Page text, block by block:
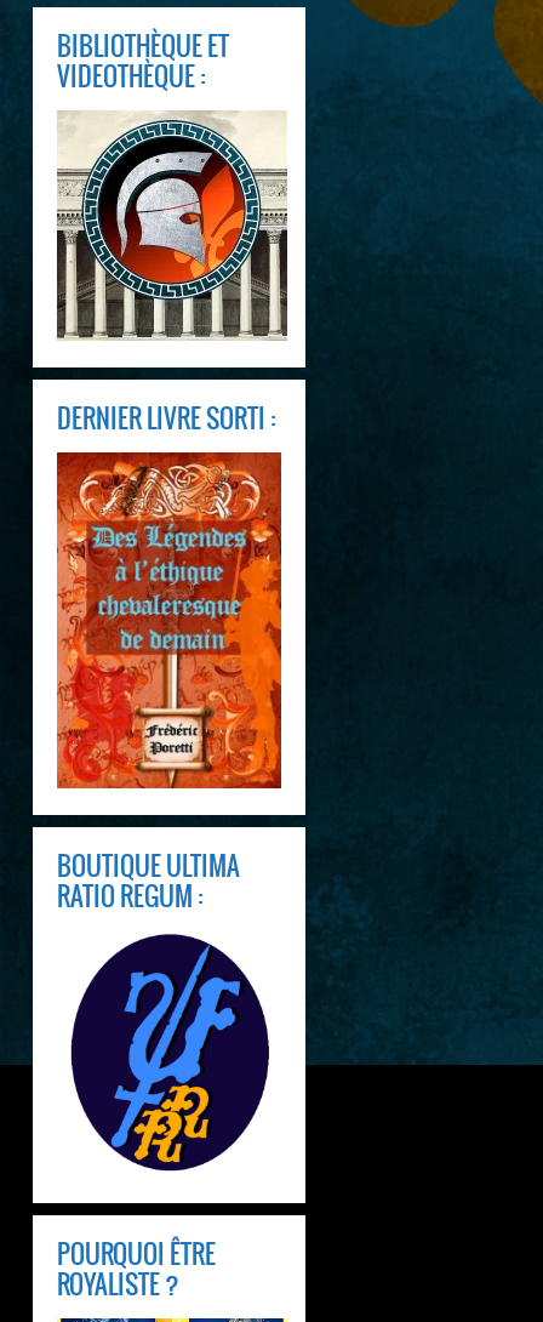
BIBLIOTHÈQUE ET
VIDEOTHÈQUE :
DERNIER LIVRE SORTI :
BOUTIQUE ULTIMA
RATIO REGUM :
POURQUOI ÊTRE
ROYALISTE ?